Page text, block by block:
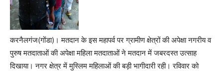
करनैलगंज(गोंडा)। मतदान के इस महापर्व पर ग्रामीण क्षेत्रों की अपेक्षा नगरीय व
पुरुष मतदाताओं की अपेक्षा महिला मतदाताओं ने मतदान में जबरदस्त उत्साह
दिखाया। नगर क्षेत्र में मुस्लिम महिलाओं की बड़ी भागीदारी रही। रविवार को